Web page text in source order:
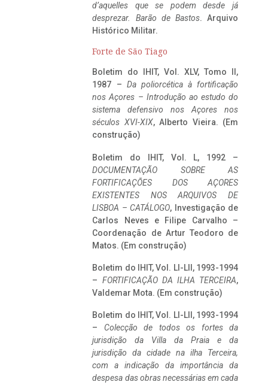
d’aquelles que se podem desde já
desprezar. Barão de Bastos. Arquivo
Histórico Militar.
Forte de São Tiago
Boletim do IHIT, Vol. XLV, Tomo II,
1987 – Da poliorcética à fortificação
nos Açores – Introdução ao estudo do
sistema defensivo nos Açores nos
séculos XVI-XIX, Alberto Vieira. (Em
construção)
Boletim do IHIT, Vol. L, 1992 –
DOCUMENTAÇÃO SOBRE AS
FORTIFICAÇÕES DOS AÇORES
EXISTENTES NOS ARQUIVOS DE
LISBOA – CATÁLOGO, Investigação de
Carlos Neves e Filipe Carvalho –
Coordenação de Artur Teodoro de
Matos. (Em construção)
Boletim do IHIT, Vol. LI-LII, 1993-1994
– FORTIFICAÇÃO DA ILHA TERCEIRA,
Valdemar Mota. (Em construção)
Boletim do IHIT, Vol. LI-LII, 1993-1994
– Colecção de todos os fortes da
jurisdição da Villa da Praia e da
jurisdição da cidade na ilha Terceira,
com a indicação da importância da
despesa das obras necessárias em cada